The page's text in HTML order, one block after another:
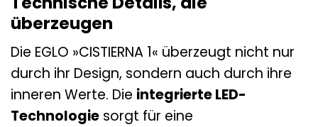
überzeugen
Die EGLO »CISTIERNA 1« überzeugt nicht nur
durch ihr Design, sondern auch durch ihre
inneren Werte. Die integrierte LED-
Technologie sorgt für eine